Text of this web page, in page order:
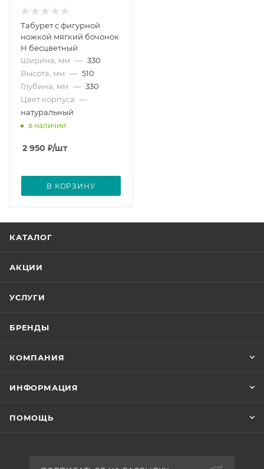
Табурет с фигурной
ножкой мягкий бочонок
Н бесцветный
Ширина, мм — 330
Высота, мм — 510
Глубина, мм — 330
Цвет корпуса —
натуральный
в наличии
2 950 ₽/шт
В КОРЗИНУ
КАТАЛОГ
АКЦИИ
УСЛУГИ
БРЕНДЫ
КОМПАНИЯ
ИНФОРМАЦИЯ
ПОМОЩЬ